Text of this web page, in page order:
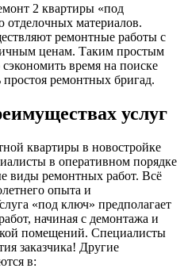
2 квартиры «под
отделочных материалов.
ремонтные работы с
ценам. Таким простым
время на поиске
простоя ремонтных бригад.
услуг
квартиры в новостройке
в оперативном порядке
виды ремонтных работ. Всё
опыта и
«под ключ» предполагает
начиная с демонтажа и
помещений. Специалисты
заказчика! Другие
в: